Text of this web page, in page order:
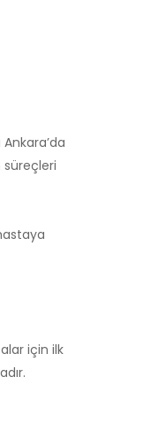
süreçleri
için ilk